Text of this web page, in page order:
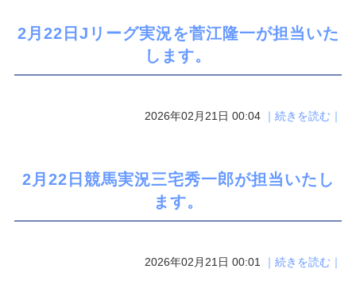
2月22日Jリーグ実況を菅江隆一が担当いた
します。
2026年02月21日 00:04 ｜続きを読む｜
2月22日競馬実況三宅秀一郎が担当いたし
ます。
2026年02月21日 00:01 ｜続きを読む｜